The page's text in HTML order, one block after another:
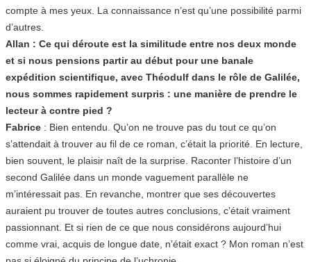
compte à mes yeux. La connaissance n’est qu’une possibilité parmi
d’autres.
Allan : Ce qui déroute est la similitude entre nos deux monde
et si nous pensions partir au début pour une banale
expédition scientifique, avec Théodulf dans le rôle de Galilée,
nous sommes rapidement surpris : une manière de prendre le
lecteur à contre pied ?
Fabrice : Bien entendu. Qu’on ne trouve pas du tout ce qu’on
s’attendait à trouver au fil de ce roman, c’était la priorité. En lecture,
bien souvent, le plaisir naît de la surprise. Raconter l’histoire d’un
second Galilée dans un monde vaguement parallèle ne
m’intéressait pas. En revanche, montrer que ses découvertes
auraient pu trouver de toutes autres conclusions, c’était vraiment
passionnant. Et si rien de ce que nous considérons aujourd’hui
comme vrai, acquis de longue date, n’était exact ? Mon roman n’est